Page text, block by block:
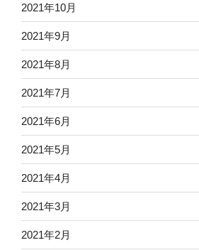
2021年10月
2021年9月
2021年8月
2021年7月
2021年6月
2021年5月
2021年4月
2021年3月
2021年2月